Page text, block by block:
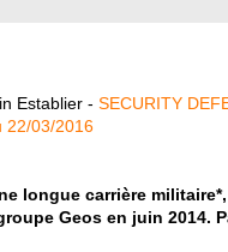
Establier - SECURITY
22/03/2016
longue carrière
Geos en juin 2014.